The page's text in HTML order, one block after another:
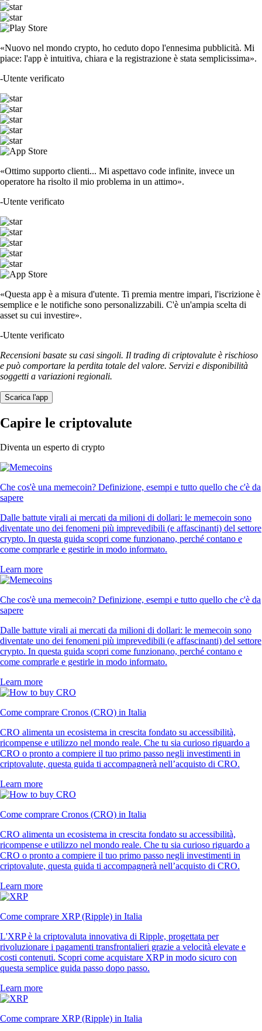
«Nuovo nel mondo crypto, ho ceduto dopo l'ennesima pubblicità. Mi
piace: l'app è intuitiva, chiara e la registrazione è stata semplicissima».
-Utente verificato
«Ottimo supporto clienti... Mi aspettavo code infinite, invece un
operatore ha risolto il mio problema in un attimo».
-Utente verificato
«Questa app è a misura d'utente. Ti premia mentre impari, l'iscrizione è
semplice e le notifiche sono personalizzabili. C'è un'ampia scelta di
asset su cui investire».
-Utente verificato
Recensioni basate su casi singoli. Il trading di criptovalute è rischioso
e può comportare la perdita totale del valore. Servizi e disponibilità
soggetti a variazioni regionali.
Scarica l'app
Capire le criptovalute
Diventa un esperto di crypto
Che cos'è una memecoin? Definizione, esempi e tutto quello che c'è da
sapere
Dalle battute virali ai mercati da milioni di dollari: le memecoin sono
diventate uno dei fenomeni più imprevedibili (e affascinanti) del settore
crypto. In questa guida scopri come funzionano, perché contano e
come comprarle e gestirle in modo informato.
Learn more
Che cos'è una memecoin? Definizione, esempi e tutto quello che c'è da
sapere
Dalle battute virali ai mercati da milioni di dollari: le memecoin sono
diventate uno dei fenomeni più imprevedibili (e affascinanti) del settore
crypto. In questa guida scopri come funzionano, perché contano e
come comprarle e gestirle in modo informato.
Learn more
Come comprare Cronos (CRO) in Italia
CRO alimenta un ecosistema in crescita fondato su accessibilità,
ricompense e utilizzo nel mondo reale. Che tu sia curioso riguardo a
CRO o pronto a compiere il tuo primo passo negli investimenti in
criptovalute, questa guida ti accompagnerà nell’acquisto di CRO.
Learn more
Come comprare Cronos (CRO) in Italia
CRO alimenta un ecosistema in crescita fondato su accessibilità,
ricompense e utilizzo nel mondo reale. Che tu sia curioso riguardo a
CRO o pronto a compiere il tuo primo passo negli investimenti in
criptovalute, questa guida ti accompagnerà nell’acquisto di CRO.
Learn more
Come comprare XRP (Ripple) in Italia
L'XRP è la criptovaluta innovativa di Ripple, progettata per
rivoluzionare i pagamenti transfrontalieri grazie a velocità elevate e
costi contenuti. Scopri come acquistare XRP in modo sicuro con
questa semplice guida passo dopo passo.
Learn more
Come comprare XRP (Ripple) in Italia